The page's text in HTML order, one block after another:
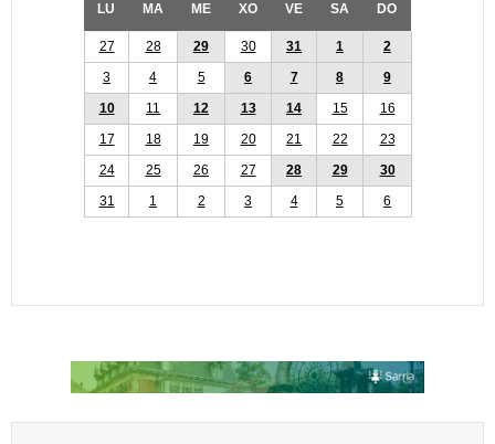
LU MA ME XO VE SA DO
27 28 29 30 31 1
2
3
4 5 6 7 8
9
10
11 12 13 14 15
16
17
18 19 20 21 22
23
24
25 26 27 28 29
30
31
1 2 3 4 5 6